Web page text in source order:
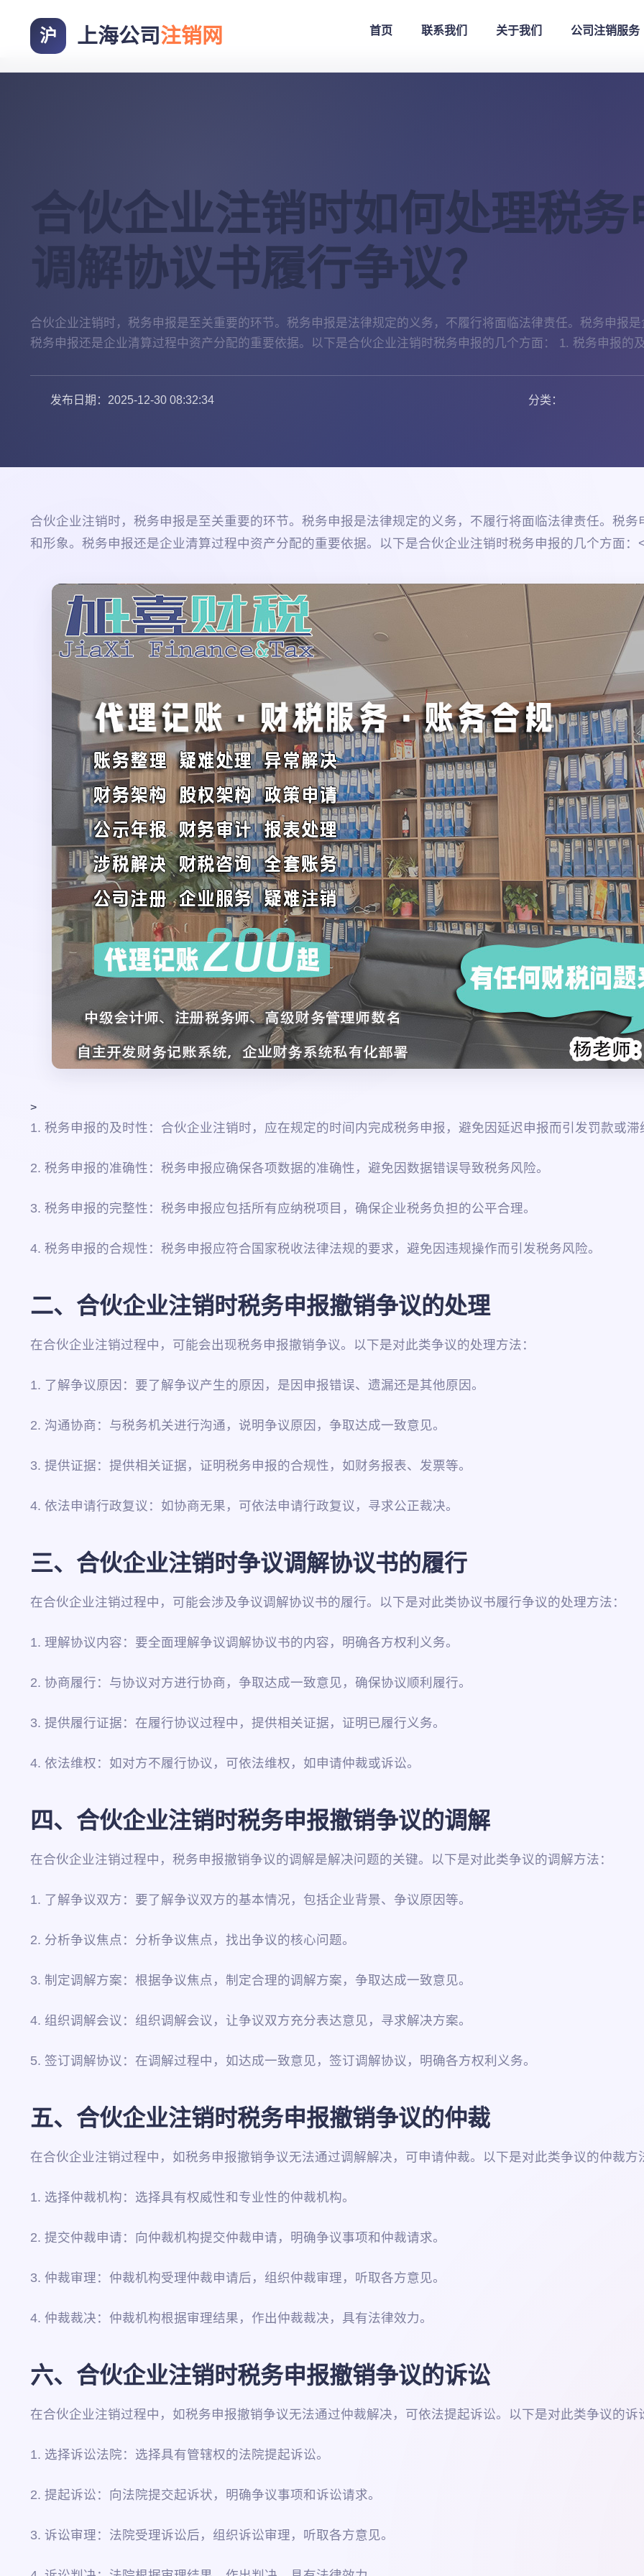
沪 上海公司注销网 首页 联系我们 关于我们 公司注销服务
合伙企业注销时如何处理税
调解协议书履行争议？
合伙企业注销时，税务申报是至关重要的环节。税务申报是法律规定的义务，不履行将面临法律责任。税务申报
税务申报还是企业清算过程中资产分配的重要依据。以下是合伙企业注销时税务申报的几个方面： 1. 税务申报的
发布日期：2025-12-30 08:32:34 分类：
合伙企业注销时，税务申报是至关重要的环节。税务申报是法律规定的义务，不履行将面临法律责任。税
和形象。税务申报还是企业清算过程中资产分配的重要依据。以下是合伙企业注销时税务申报的几个方面：
>
1. 税务申报的及时性：合伙企业注销时，应在规定的时间内完成税务申报，避免因延迟申报而引发罚款或滞
2. 税务申报的准确性：税务申报应确保各项数据的准确性，避免因数据错误导致税务风险。
3. 税务申报的完整性：税务申报应包括所有应纳税项目，确保企业税务负担的公平合理。
4. 税务申报的合规性：税务申报应符合国家税收法律法规的要求，避免因违规操作而引发税务风险。
二、合伙企业注销时税务申报撤销争议的处理
在合伙企业注销过程中，可能会出现税务申报撤销争议。以下是对此类争议的处理方法：
1. 了解争议原因：要了解争议产生的原因，是因申报错误、遗漏还是其他原因。
2. 沟通协商：与税务机关进行沟通，说明争议原因，争取达成一致意见。
3. 提供证据：提供相关证据，证明税务申报的合规性，如财务报表、发票等。
4. 依法申请行政复议：如协商无果，可依法申请行政复议，寻求公正裁决。
三、合伙企业注销时争议调解协议书的履行
在合伙企业注销过程中，可能会涉及争议调解协议书的履行。以下是对此类协议书履行争议的处理方法：
1. 理解协议内容：要全面理解争议调解协议书的内容，明确各方权利义务。
2. 协商履行：与协议对方进行协商，争取达成一致意见，确保协议顺利履行。
3. 提供履行证据：在履行协议过程中，提供相关证据，证明已履行义务。
4. 依法维权：如对方不履行协议，可依法维权，如申请仲裁或诉讼。
四、合伙企业注销时税务申报撤销争议的调解
在合伙企业注销过程中，税务申报撤销争议的调解是解决问题的关键。以下是对此类争议的调解方法：
1. 了解争议双方：要了解争议双方的基本情况，包括企业背景、争议原因等。
2. 分析争议焦点：分析争议焦点，找出争议的核心问题。
3. 制定调解方案：根据争议焦点，制定合理的调解方案，争取达成一致意见。
4. 组织调解会议：组织调解会议，让争议双方充分表达意见，寻求解决方案。
5. 签订调解协议：在调解过程中，如达成一致意见，签订调解协议，明确各方权利义务。
五、合伙企业注销时税务申报撤销争议的仲裁
在合伙企业注销过程中，如税务申报撤销争议无法通过调解解决，可申请仲裁。以下是对此类争议的仲裁方
1. 选择仲裁机构：选择具有权威性和专业性的仲裁机构。
2. 提交仲裁申请：向仲裁机构提交仲裁申请，明确争议事项和仲裁请求。
3. 仲裁审理：仲裁机构受理仲裁申请后，组织仲裁审理，听取各方意见。
4. 仲裁裁决：仲裁机构根据审理结果，作出仲裁裁决，具有法律效力。
六、合伙企业注销时税务申报撤销争议的诉讼
在合伙企业注销过程中，如税务申报撤销争议无法通过仲裁解决，可依法提起诉讼。以下是对此类争议的诉
1. 选择诉讼法院：选择具有管辖权的法院提起诉讼。
2. 提起诉讼：向法院提交起诉状，明确争议事项和诉讼请求。
3. 诉讼审理：法院受理诉讼后，组织诉讼审理，听取各方意见。